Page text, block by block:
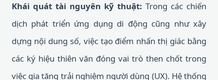
Khái quát tài nguyên kỹ thuật: Trong các chiến
dịch phát triển ứng dụng di động cũng như xây
dựng nội dung số, việc tạo điểm nhấn thị giác bằng
các ký hiệu thiên văn đóng vai trò then chốt trong
việc gia tăng trải nghiệm người dùng (UX). Hệ thống